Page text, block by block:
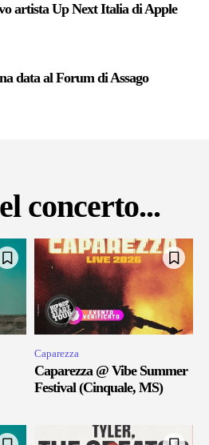
artista Up Next Italia di Apple
data al Forum di Assago
concerto...
Caparezza
Caparezza @ Vibe Summer
Festival (Cinquale, MS)